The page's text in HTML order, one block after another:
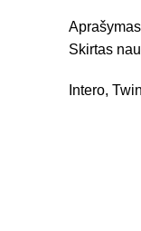
Aprašymas
Skirtas
Intero, Twin